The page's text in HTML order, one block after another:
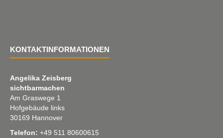
KONTAKTINFORMATIONEN
Angelika Zeisberg
sichtbarmachen
Am Graswege 1
Hofgebäude links
30169 Hannover
Telefon: +49 511 80600615